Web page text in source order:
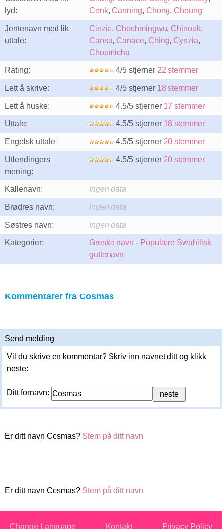
lyd:
Cenk, Canning, Chong, Cheung
Jentenavn med lik
uttale:
Cinzia, Chochmingwu, Chinouk,
Cansu, Canace, Ching, Cynzia,
Choumicha
Rating: 4/5 stjerner 22 stemmer
Lett å skrive: 4/5 stjerner 18 stemmer
Lett å huske: 4.5/5 stjerner 17 stemmer
Uttale: 4.5/5 stjerner 18 stemmer
Engelsk uttale: 4.5/5 stjerner 20 stemmer
Utlendingers
mening:
4.5/5 stjerner 20 stemmer
Kallenavn: Ingen data
Brødres navn: Ingen data
Søstres navn: Ingen data
Kategorier: Greske navn - Populære Swahilisk
guttenavn
Kommentarer fra Cosmas
Send melding
Vil du skrive en kommentar? Skriv inn navnet ditt og klikk
neste:
Ditt fornavn:
Er ditt navn Cosmas? Stem på ditt navn
Er ditt navn Cosmas? Stem på ditt navn
Change Language Kontakt Privacy Policy